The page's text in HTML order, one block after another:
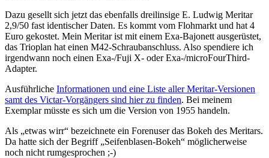
Dazu gesellt sich jetzt das ebenfalls dreilinsige E. Ludwig Meritar
2,9/50 fast identischer Daten. Es kommt vom Flohmarkt und hat 4
Euro gekostet. Mein Meritar ist mit einem Exa-Bajonett ausgerüstet,
das Trioplan hat einen M42-Schraubanschluss. Also spendiere ich
irgendwann noch einen Exa-/Fuji X- oder Exa-/microFourThird-
Adapter.
Ausführliche Informationen und eine Liste aller Meritar-Versionen
samt des Victar-Vorgängers sind hier zu finden. Bei meinem
Exemplar müsste es sich um die Version von 1955 handeln.
Als „etwas wirr“ bezeichnete ein Forenuser das Bokeh des Meritars.
Da hatte sich der Begriff „Seifenblasen-Bokeh“ möglicherweise
noch nicht rumgesprochen ;-)